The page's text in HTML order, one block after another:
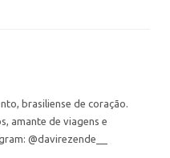
brasiliense de coração.
amante de viagens e
@davirezende__